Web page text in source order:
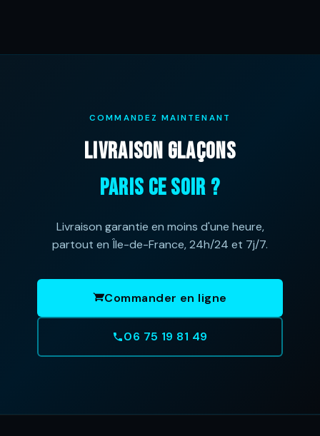
COMMANDEZ MAINTENANT
LIVRAISON GLAÇONS
PARIS CE SOIR ?
Livraison garantie en moins d'une heure,
partout en Île-de-France, 24h/24 et 7j/7.
Commander en ligne
06 75 19 81 49